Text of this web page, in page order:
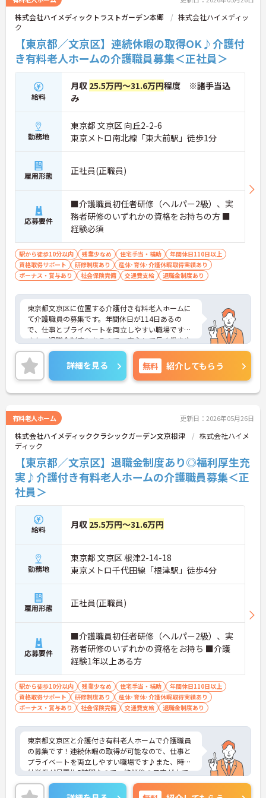
株式会社ハイメディックトラストガーデン本郷
株式会社ハイメディッ
ク
【東京都／文京区】連続休暇の取得OK♪介護付
き有料老人ホームの介護職員募集＜正社員＞
給料
月収 25.5万円～31.6万円程度 ※諸手当込
み
勤務地
東京都 文京区 向丘2-2-6
東京メトロ南北線「東大前駅」徒歩1分
雇用形態 正社員(正職員)
応募要件
■介護職員初任者研修（ヘルパー2級）、実
務者研修のいずれかの資格をお持ちの方 ■
経験必須
駅から徒歩10分以内 残業少なめ 住宅手当・補助
年間休日110日以上
資格取得サポート
研修制度あり
産休･育休･介護休暇取得実績あり
ボーナス・賞与あり
社会保険完備 交通費支給 退職金制度あり
東京都文京区に位置する介護付き有料老人ホームに
て介護職員の募集です。年間休日が114日あるの
で、仕事とプライベートを両立しやすい職場です♪
また、退職金制度もあるので、安心して長く働きや
すい環境が整っています◎ご興味のある方は、面接
ポイントをお伝えしますので、お気軽にご連絡くだ
さい。
詳細を見る 無料 紹介してもらう
有料老人ホーム 更新日：2026年05月26日
株式会社ハイメディッククラシックガーデン文京根津
株式会社ハイメ
ディック
【東京都／文京区】退職金制度あり◎福利厚生充
実♪介護付き有料老人ホームの介護職員募集＜正
社員＞
給料 月収 25.5万円～31.6万円
勤務地
東京都 文京区 根津2-14-18
東京メトロ千代田線「根津駅」徒歩4分
雇用形態 正社員(正職員)
応募要件
■介護職員初任者研修（ヘルパー2級）、実
務者研修のいずれかの資格をお持ち ■介護
経験1年以上ある方
駅から徒歩10分以内 残業少なめ 住宅手当・補助
年間休日110日以上
資格取得サポート
研修制度あり
産休･育休･介護休暇取得実績あり
ボーナス・賞与あり
社会保険完備 交通費支給 退職金制度あり
東京都文京区と介護付き有料老人ホームで介護職員
の募集です！連続休暇の取得が可能なので、仕事と
プライベートを両立しやすい職場です♪また、時間
外労働が月平均5時間なので、終業後の予定が立て
やすい職場です◎ご興味のある方は、面接ポイント
をお伝えしますので、お気軽にご連絡ください。